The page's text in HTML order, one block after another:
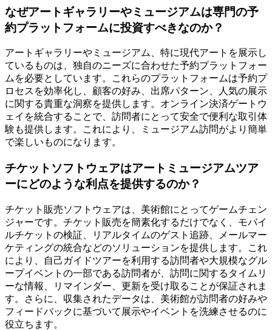
なぜアートギャラリーやミュージアムは専門の予
約プラットフォームに投資すべきなのか？
アートギャラリーやミュージアム、特に現代アートを展示し
ているものは、独自のニーズに合わせた予約プラットフォー
ムを必要としています。これらのプラットフォームは予約プ
ロセスを効率化し、顧客の好み、出席パターン、人気の展示
に関する貴重な洞察を提供します。オンライン決済ゲートウ
ェイを統合することで、訪問者にとって安全で便利な取引体
験も提供します。これにより、ミュージアム訪問がより簡単
で楽しいものになります。
チケットソフトウェアはアートミュージアムツア
ーにどのような利点を提供するのか？
チケット販売ソフトウェアは、美術館にとってゲームチェン
ジャーです。チケット販売を簡素化するだけでなく、モバイ
ルチケットの検証、リアルタイムのゲスト追跡、メールマー
ケティングの統合などのソリューションを提供します。これ
により、自己ガイドツアーを利用する訪問者や大規模なグル
ープイベントの一部である訪問者が、訪問に関するタイムリ
ーな情報、リマインダー、更新を受け取ることが保証されま
す。さらに、収集されたデータは、美術館が訪問者の好みや
フィードバックに基づいて展示やイベントを洗練させるのに
役立ちます。